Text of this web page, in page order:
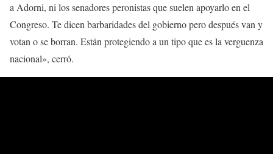
a Adorni, ni los senadores peronistas que suelen apoyarlo en el
Congreso. Te dicen barbaridades del gobierno pero después van y
votan o se borran. Están protegiendo a un tipo que es la verguenza
nacional», cerró.